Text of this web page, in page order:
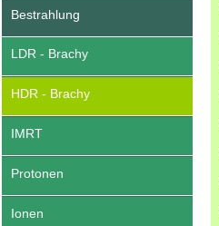
Bestrahlung
LDR - Brachy
HDR - Brachy
IMRT
Protonen
Ionen